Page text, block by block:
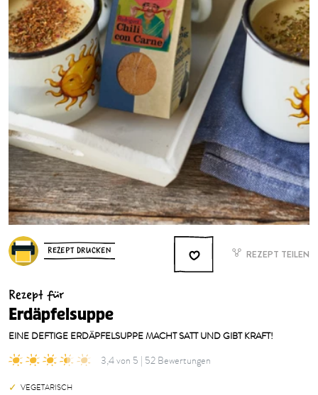
REZEPT DRUCKEN REZEPT TEILEN
Rezept für
Erdäpfelsuppe
EINE DEFTIGE ERDÄPFELSUPPE MACHT SATT UND GIBT KRAFT!
3,4 von 5 | 52 Bewertungen
VEGETARISCH